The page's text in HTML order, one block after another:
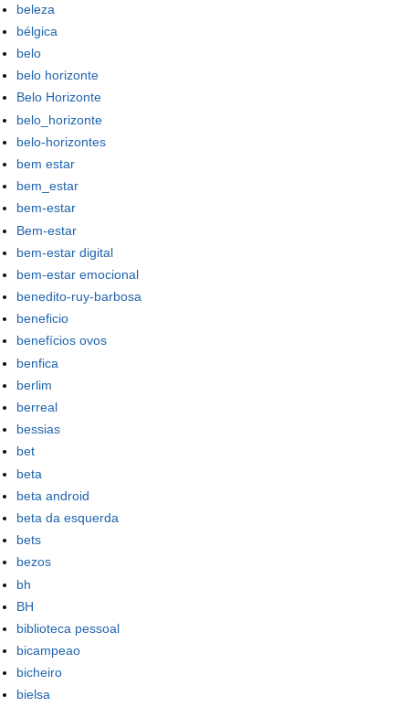
beleza
bélgica
belo
belo horizonte
Belo Horizonte
belo_horizonte
belo-horizontes
bem estar
bem_estar
bem-estar
Bem-estar
bem-estar digital
bem-estar emocional
benedito-ruy-barbosa
beneficio
benefícios ovos
benfica
berlim
berreal
bessias
bet
beta
beta android
beta da esquerda
bets
bezos
bh
BH
biblioteca pessoal
bicampeao
bicheiro
bielsa